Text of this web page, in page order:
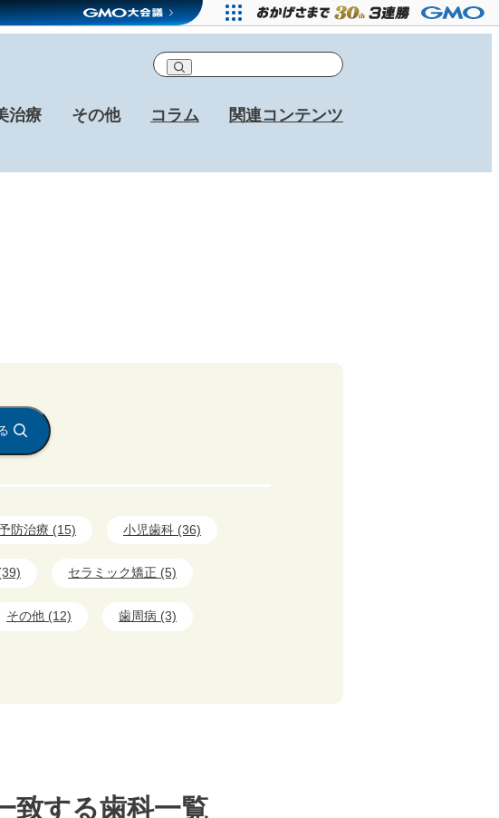
治療 その他 コラム 関連コンテンツ
防治療 (15) 小児歯科 (36)
セラミック矯正 (5)
その他 (12) 歯周病 (3)
致する歯科一覧